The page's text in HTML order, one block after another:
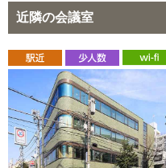
近隣の会議室